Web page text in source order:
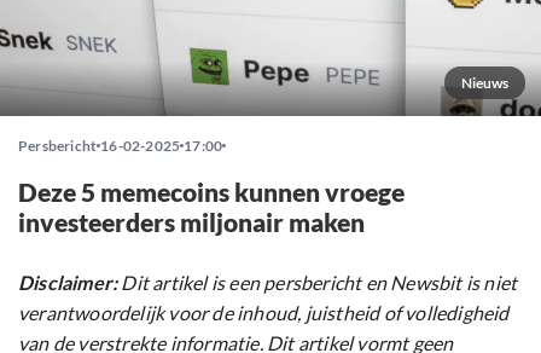
Nieuws
Persbericht 16-02-2025 17:00
Deze 5 memecoins kunnen vroege
investeerders miljonair maken
Disclaimer:Dit artikel is een persbericht en Newsbit is niet
verantwoordelijk voor de inhoud, juistheid of volledigheid
van de verstrekte informatie. Dit artikel vormt geen